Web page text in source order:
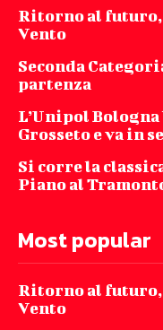
Ritorno al
Vento
Seconda
partenza
L’Unipol
Grosseto e va in
Si corre la
Piano al
Most popular
Ritorno al
Vento